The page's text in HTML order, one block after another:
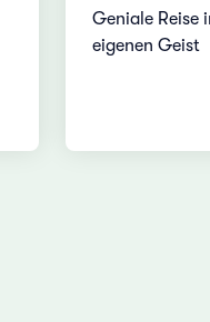
Geniale Reise
eigenen Geist